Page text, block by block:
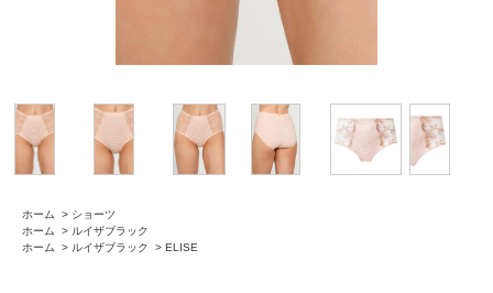
ホーム > ショーツ
ホーム
> ルイザブラック
ホーム
> ルイザブラック > ELISE